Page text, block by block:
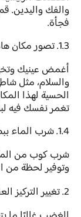
والفك واليدين.
فجأة.
1.3. تصور مكان هادئ:
أغمض عينيك
والسلام، مثل
الحسية لهذا
تغمر نفسك فيه
1.4. شرب الماء ببطء:
شرب كوب من
وتوفير لحظة من
2. تغيير التركيز العقلي: إدارة الأفكار والمشاعر: